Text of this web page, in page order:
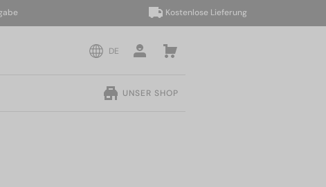
Kostenlose Lieferung
DE
UNSER SHOP